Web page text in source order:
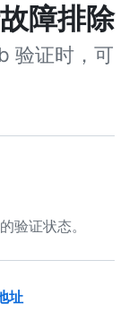
障排除
验证时，可
验证状态。
址